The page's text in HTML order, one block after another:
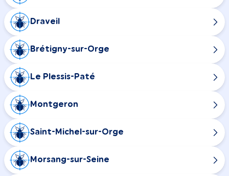
Draveil
Brétigny-sur-Orge
Le Plessis-Paté
Montgeron
Saint-Michel-sur-Orge
Morsang-sur-Seine